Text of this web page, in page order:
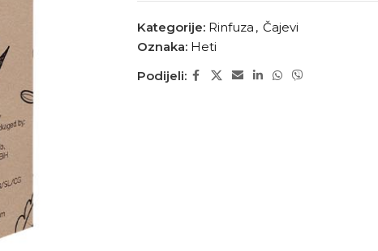
Kategorije: Rinfuza , Čajevi
Oznaka: Heti
Podijeli: